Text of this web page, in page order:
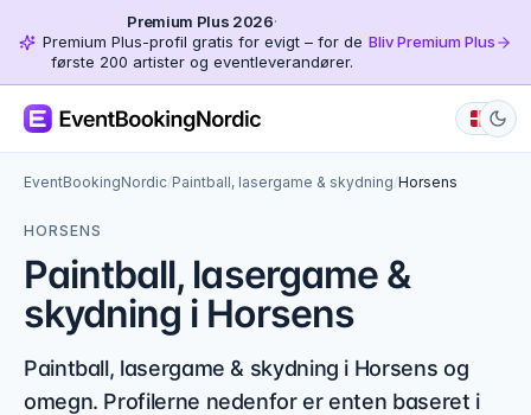
Premium Plus 2026·
Premium Plus-profil gratis for evigt – for de
første 200 artister og eventleverandører.
Bliv Premium Plus
EventBookingNordic/Paintball, lasergame & skydning/Horsens
HORSENS
Paintball, lasergame &
skydning i Horsens
Paintball, lasergame & skydning i Horsens og
omegn. Profilerne nedenfor er enten baseret i